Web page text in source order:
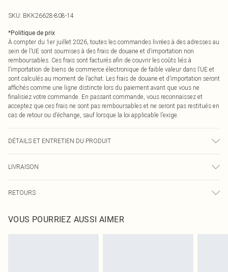
SKU: BKK26628-808-14
*Politique de prix
À compter du 1er juillet 2026, toutes les commandes livrées à des adresses au
sein de l’UE sont soumises à des frais de douane et d’importation non
remboursables. Ces frais sont facturés afin de couvrir les coûts liés à
l’importation de biens de commerce électronique de faible valeur dans l’UE et
sont calculés au moment de l’achat. Les frais de douane et d’importation seront
affichés comme une ligne distincte lors du paiement avant que vous ne
finalisiez votre commande. En passant commande, vous reconnaissez et
acceptez que ces frais ne sont pas remboursables et ne seront pas restitués en
cas de retour ou d’échange, sauf lorsque la loi applicable l’exige.
DÉTAILS ET ENTRETIEN DU PRODUIT
mannequin porte une taille UK8/US4. Taille du mannequin 1m75.
LIVRAISON
Livraison express France
Jusqu'à 2-3 jours ouvrables
RETOURS
pour nous retourner un article.
Veuillez noter que nous ne pouvons pas rembourser les masques tendance, les
VOUS POURRIEZ AUSSI AIMER